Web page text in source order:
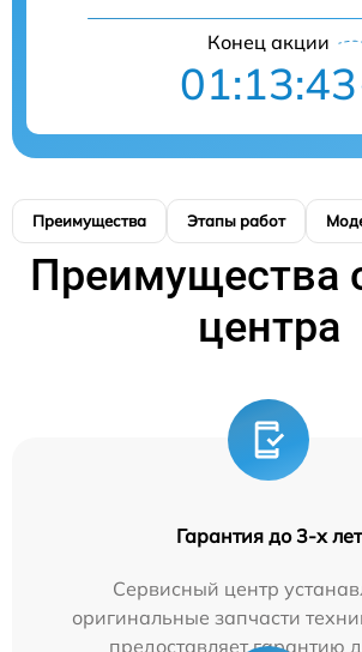
Конец акции
01:13:43
Преимущества Этапы работ
Преимущества
центра
Гарантия до 3-х лет
Сервисный центр
оригинальные запчасти
предоставляет гарантию